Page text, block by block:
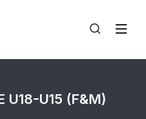
U18-U15 (F&M)